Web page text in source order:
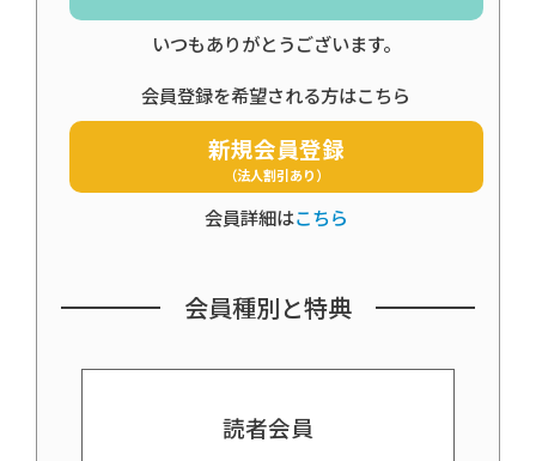
いつもありがとうございます。
会員登録を希望される方はこちら
新規会員登録
（法人割引あり）
会員詳細はこちら
会員種別と特典
読者会員